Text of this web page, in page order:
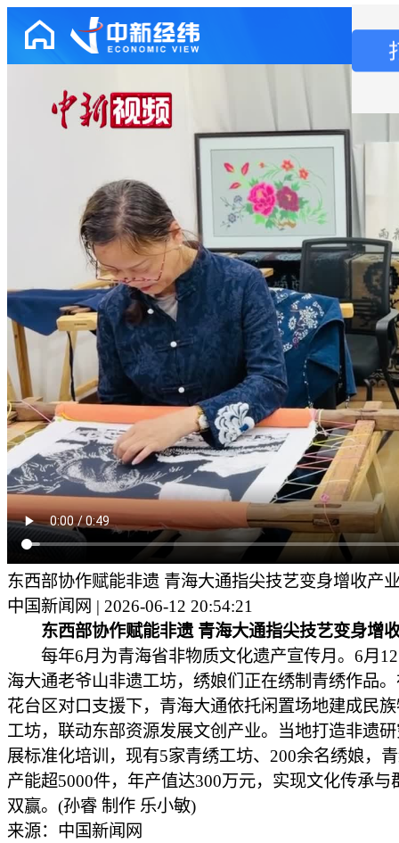
东西部协作赋能非遗 青海大通指尖技艺变身增收产
中国新闻网 | 2026-06-12 20:54:21
东西部协作赋能非遗 青海大通指尖技艺变身增
每年6月为青海省非物质文化遗产宣传月。6月
海大通老爷山非遗工坊，绣娘们正在绣制青绣作品
花台区对口支援下，青海大通依托闲置场地建成民
工坊，联动东部资源发展文创产业。当地打造非遗
展标准化培训，现有5家青绣工坊、200余名绣娘，
产能超5000件，年产值达300万元，实现文化传承与
双赢。(孙睿 制作 乐小敏)
来源：中国新闻网